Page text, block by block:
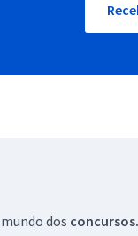
dos concursos.